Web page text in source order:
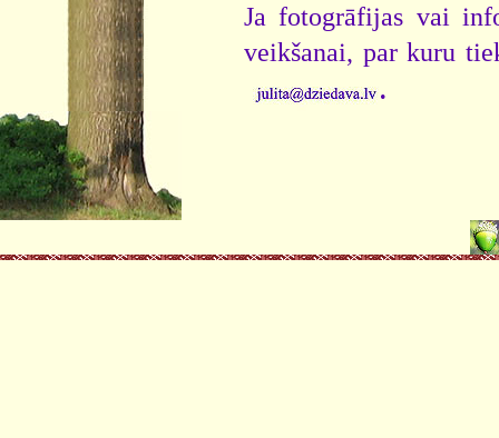
Ja fotogrāfijas vai
veikšanai, par kuru
.